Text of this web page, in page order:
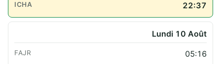
22:37
Lundi 10 Août
05:16